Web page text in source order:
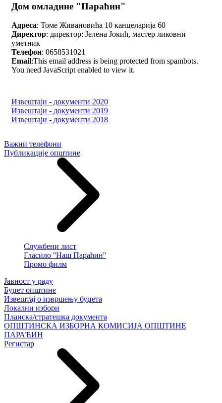
Дом омладине "Параћин"
Адреса: Томе Живановића 10 канцеларија 60
Директор: директор: Јелена Јокић, мастер ликовни
уметник
Телефон: 0658531021
Email:This email address is being protected from spambots.
You need JavaScript enabled to view it.
Извештаји - документи 2020
Извештаји - документи 2019
Извештаји - документи 2018
Важни телефони
Публикације општине
Службени лист
Гласило ''Наш Параћин''
Промо филм
Јавност у раду
Буџет општине
Извештај о извршењу буџета
Локални избори
Планска/стратешка документа
ОПШТИНСКА ИЗБОРНА КОМИСИЈА ОПШТИНЕ
ПАРАЋИН
Регистар